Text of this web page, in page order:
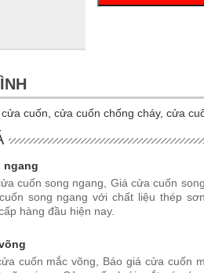
cuốn, cửa cuốn chống cháy, cửa
ngang
cuốn song ngang, Giá cửa cuốn
song ngang với chất liệu thép
hàng đầu hiện nay.
cuốn mắc võng, Báo giá cửa cuốn